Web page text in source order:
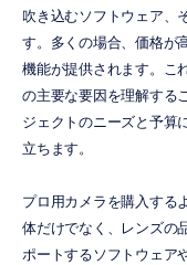
吹き込むソフトウェア、
す。多くの場合、価格が
機能が提供されます。こ
の主要な要因を理解する
ジェクトのニーズと予算
立ちます。
プロ用カメラを購入する
体だけでなく、レンズの
ポートするソフトウェア